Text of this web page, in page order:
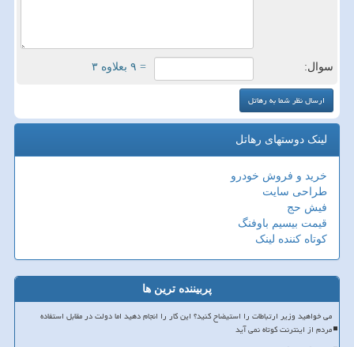
سوال: = ۹ بعلاوه ۳
لینک دوستهای رهاتل
خرید و فروش خودرو
طراحی سایت
فیش حج
قیمت بیسیم باوفنگ
کوتاه کننده لینک
پربیننده ترین ها
می خواهید وزیر ارتباطات را استیضاح کنید؟ این کار را انجام دهید اما دولت در مقابل استفاده
مردم از اینترنت کوتاه نمی آید